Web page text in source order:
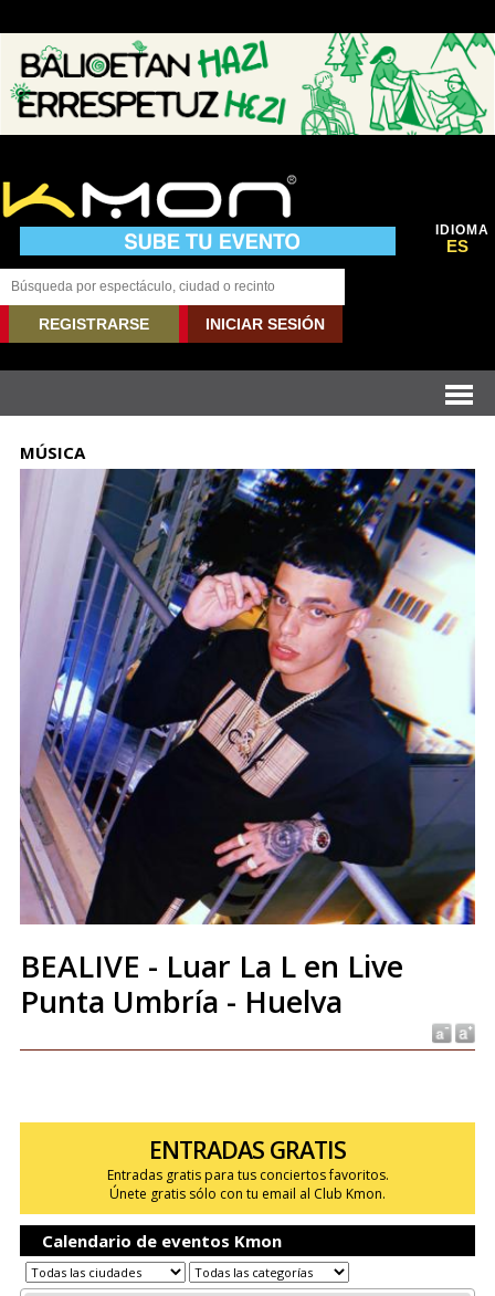
IDIOMA
ES
REGISTRARSE INICIAR SESIÓN
MÚSICA
BEALIVE - Luar La L en Live
Punta Umbría - Huelva
ENTRADAS GRATIS
Entradas gratis para tus conciertos favoritos.
Únete gratis sólo con tu email al Club Kmon.
Calendario de eventos Kmon